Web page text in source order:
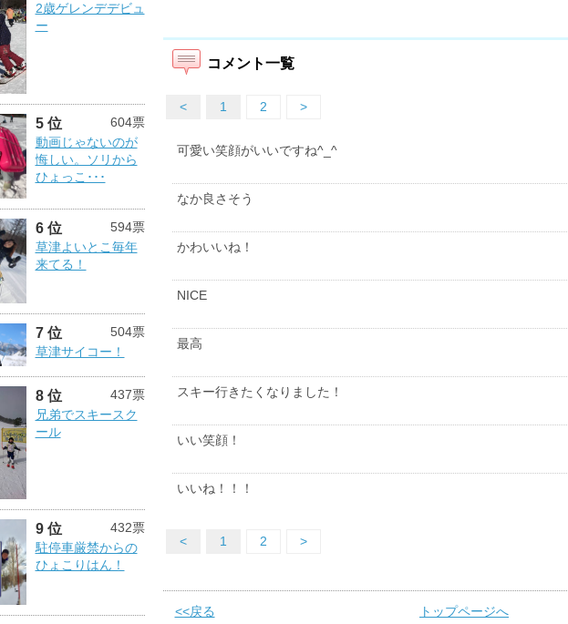
2歳ゲレンデデビュ
ー
5 位
604票
動画じゃないのが
悔しい。ソリから
ひょっこ･･･
6 位
594票
草津よいとこ毎年
来てる！
7 位
504票
草津サイコー！
8 位
437票
兄弟でスキースク
ール
9 位
432票
駐停車厳禁からの
ひょこりはん！
コメント一覧
< 1 2 >
可愛い笑顔がいいですね^_^
なか良さそう
かわいいね！
NICE
最高
スキー行きたくなりました！
いい笑顔！
いいね！！！
< 1 2 >
<<戻る トップページへ